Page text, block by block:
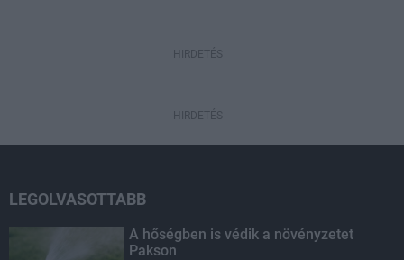
HIRDETÉS
HIRDETÉS
LEGOLVASOTTABB
A hőségben is védik a növényzetet
Pakson